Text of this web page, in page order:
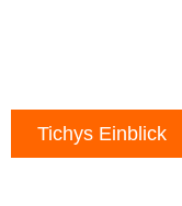
Tichys Einblick